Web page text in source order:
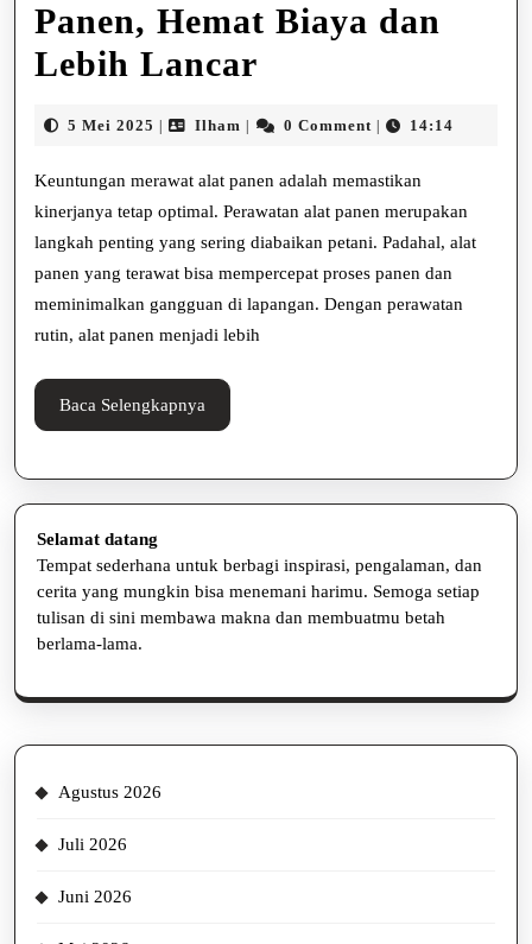
Panen, Hemat Biaya dan
Lebih Lancar
Panen,
Hemat
Biaya
dan
5 Mei 2025 5
Ilham Ilham0 Comment 14:14
Keuntungan merawat alat panen adalah memastikan
kinerjanya tetap optimal. Perawatan alat panen merupakan
langkah penting yang sering diabaikan petani. Padahal, alat
panen yang terawat bisa mempercepat proses panen dan
meminimalkan gangguan di lapangan. Dengan perawatan
rutin, alat panen menjadi lebih
Baca Selengkapnya
Selengkapnya
Selamat datang
Tempat sederhana untuk berbagi inspirasi, pengalaman, dan
cerita yang mungkin bisa menemani harimu. Semoga setiap
tulisan di sini membawa makna dan membuatmu betah
berlama-lama.
Agustus 2026
Juli 2026
Juni 2026